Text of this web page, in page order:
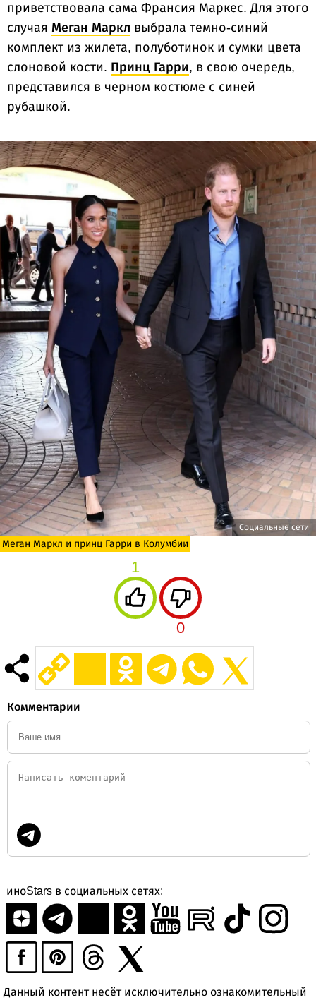
приветствовала сама Франсия Маркес. Для этого
случая Меган Маркл выбрала темно-синий
комплект из жилета, полуботинок и сумки цвета
слоновой кости. Принц Гарри, в свою очередь,
представился в черном костюме с синей
рубашкой.
Социальные сети
Меган Маркл и принц Гарри в Колумбии
1
0
Комментарии
иноStars в социальных сетях:
Данный контент несёт исключительно ознакомительный